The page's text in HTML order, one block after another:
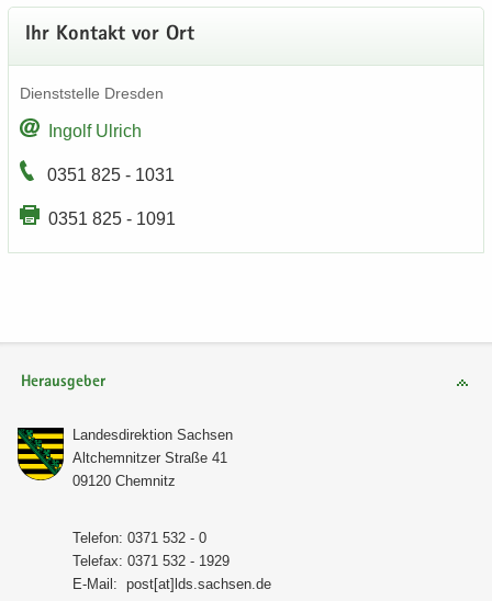
Ihr Kon­takt vor Ort
Dienst­stel­le Dres­den
In­golf Ul­rich
0351 825 - 1031
0351 825 - 1091
Herausgeber
Lan­des­di­rek­ti­on Sach­sen
Alt­chem­nit­zer Stra­ße 41
09120 Chem­nitz
Te­le­fon: 0371 532 - 0
Te­le­fax: 0371 532 - 1929
E-​Mail: post[at]lds.sach­sen.de